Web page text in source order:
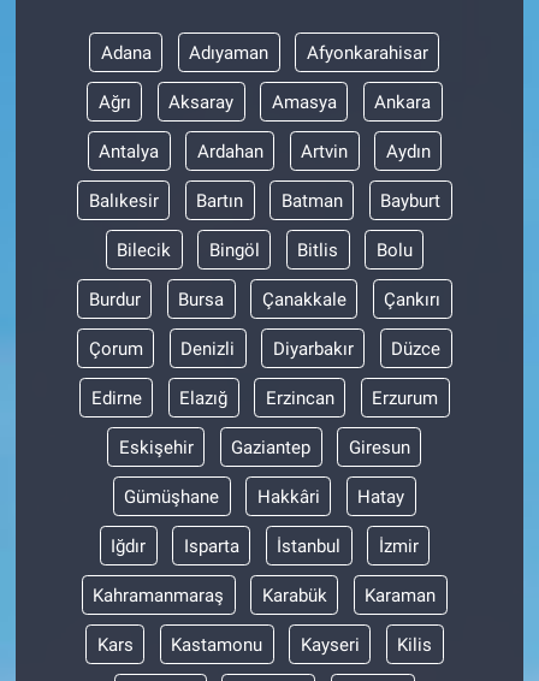
Adana Adıyaman Afyonkarahisar
Ağrı Aksaray Amasya Ankara
Antalya Ardahan Artvin Aydın
Balıkesir Bartın Batman Bayburt
Bilecik Bingöl Bitlis Bolu
Burdur Bursa Çanakkale Çankırı
Çorum Denizli Diyarbakır Düzce
Edirne Elazığ Erzincan Erzurum
Eskişehir Gaziantep Giresun
Gümüşhane Hakkâri Hatay
Iğdır Isparta İstanbul İzmir
Kahramanmaraş Karabük Karaman
Kars Kastamonu Kayseri Kilis